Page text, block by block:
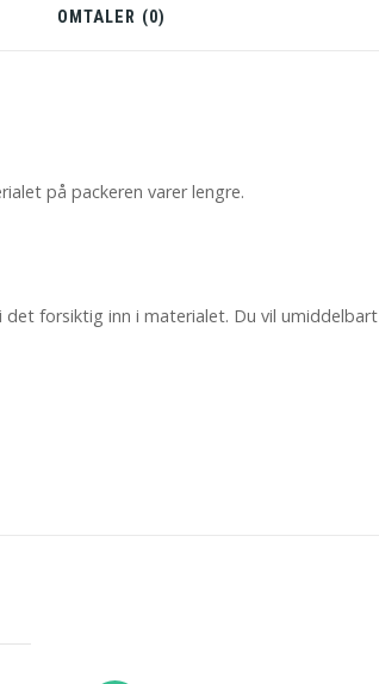
OMTALER (0)
på packeren varer lengre.
forsiktig inn i materialet. Du vil umiddelbart